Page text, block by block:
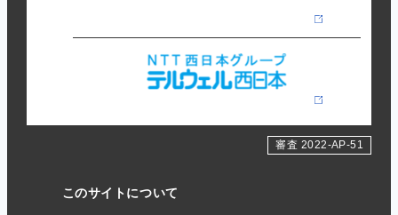
審査 2022-AP-51
このサイトについて